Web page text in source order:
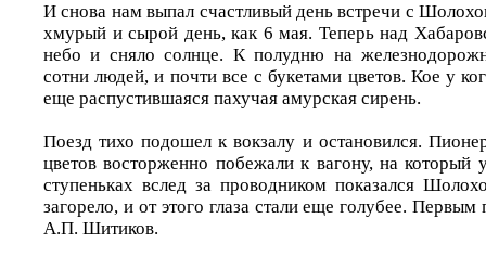
И снова нам выпал счастливый день встречи с
хмурый и сырой день, как 6 мая. Теперь над
небо и сняло солнце. К полудню на
сотни людей, и почти все с букетами цветов. Кое у
еще распустившаяся пахучая амурская сирень.
Поезд тихо подошел к вокзалу и остановился.
цветов восторженно побежали к вагону, на который
ступеньках вслед за проводником показался
загорело, и от этого глаза стали еще голубее. Первым
А.П. Шитиков.